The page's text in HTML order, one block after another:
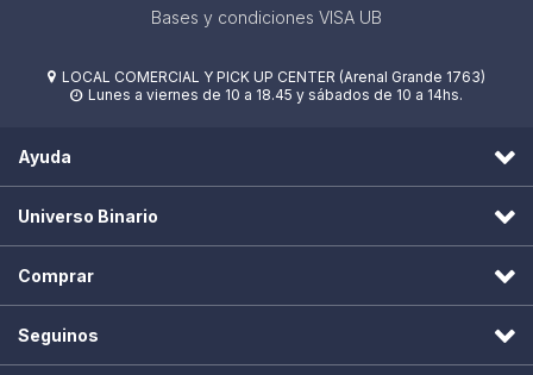
Bases y condiciones VISA UB
 LOCAL COMERCIAL Y PICK UP CENTER (Arenal Grande 1763)
 Lunes a viernes de 10 a 18.45 y sábados de 10 a 14hs.
Ayuda
Universo Binario
Comprar
Seguinos